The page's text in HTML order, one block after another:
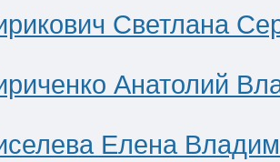
Светлана
Анатолий
Елена